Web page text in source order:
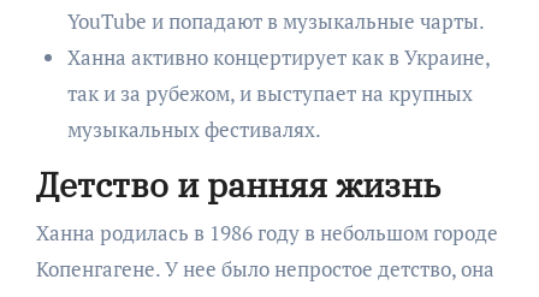
YouTube и попадают в музыкальные чарты.
Ханна активно концертирует как в Украине,
так и за рубежом, и выступает на крупных
музыкальных фестивалях.
Детство и ранняя жизнь
Ханна родилась в 1986 году в небольшом городе
Копенгагене. У нее было непростое детство, она